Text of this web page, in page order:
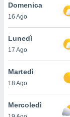
un
la
di esso.
nella
Domenica
16 Ago
Lunedì
17 Ago
Martedì
18 Ago
Mercoledì